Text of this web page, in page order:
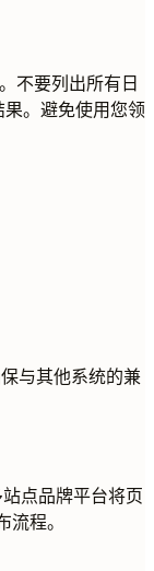
不要列出所有日
。避免使用您领
与其他系统的兼
点品牌平台将页
程。